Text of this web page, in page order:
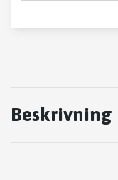
Beskrivning